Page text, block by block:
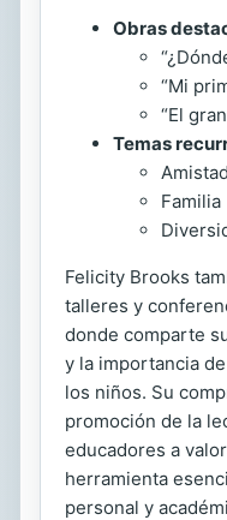
Obras
“Mi
“El
Temas
Amistad
Familia
Felicity Brooks
talleres y
donde comparte
y la importancia
los niños. Su
promoción de la
educadores a
herramienta
personal y